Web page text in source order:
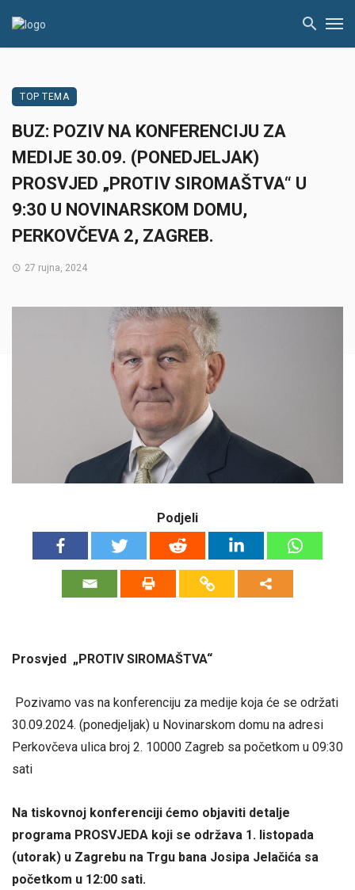
TOP TEMA
BUZ: POZIV NA KONFERENCIJU ZA
MEDIJE 30.09. (PONEDJELJAK)
PROSVJED „PROTIV SIROMAŠTVA“ U
9:30 U NOVINARSKOM DOMU,
PERKOVČEVA 2, ZAGREB.
27 rujna, 2024
Podjeli
Prosvjed „PROTIV SIROMAŠTVA“
Pozivamo vas na konferenciju za medije koja će se održati
30.09.2024. (ponedjeljak) u Novinarskom domu na adresi
Perkovčeva ulica broj 2. 10000 Zagreb sa početkom u 09:30
sati
Na tiskovnoj konferenciji ćemo objaviti detalje
programa PROSVJEDA koji se održava 1. listopada
(utorak) u Zagrebu na Trgu bana Josipa Jelačića sa
početkom u 12:00 sati.